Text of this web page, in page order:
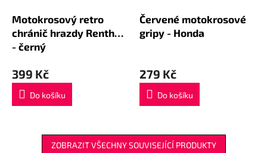
Motokrosový retro
chránič hrazdy Renthal
- černý
399 Kč
Do košíku
Červené motokrosové
gripy - Honda
279 Kč
Do košíku
ZOBRAZIT VŠECHNY SOUVISEJÍCÍ PRODUKTY